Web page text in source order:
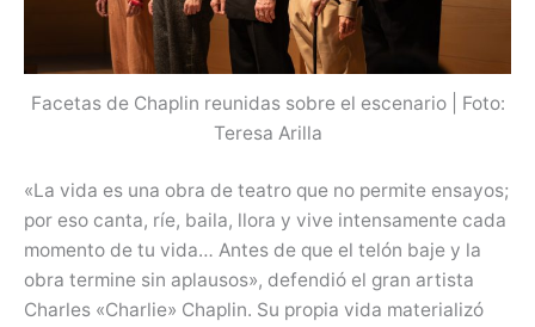
Facetas de Chaplin reunidas sobre el escenario | Foto:
Teresa Arilla
«La vida es una obra de teatro que no permite ensayos;
por eso canta, ríe, baila, llora y vive intensamente cada
momento de tu vida… Antes de que el telón baje y la
obra termine sin aplausos», defendió el gran artista
Charles «Charlie» Chaplin. Su propia vida materializó